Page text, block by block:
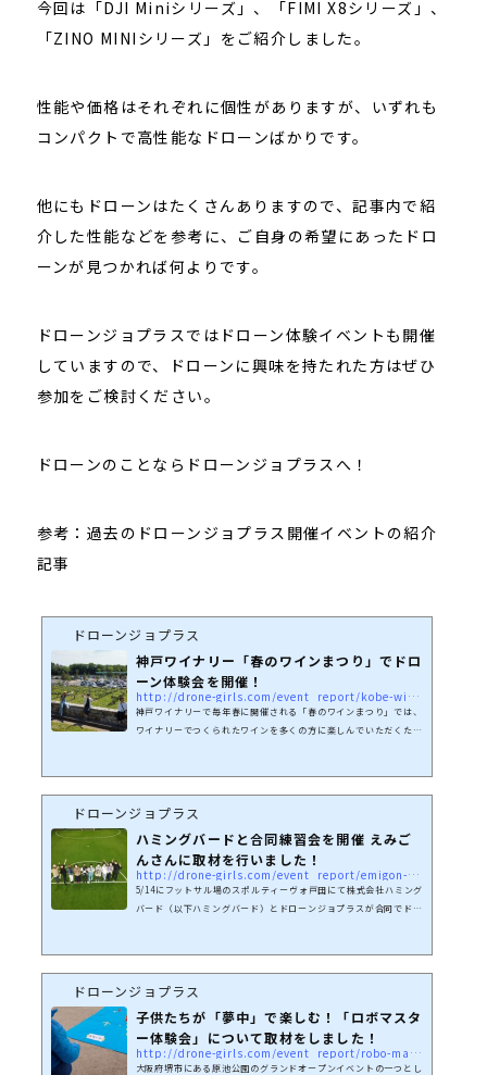
今回は「DJI Miniシリーズ」、「FIMI X8シリーズ」、
「ZINO MINIシリーズ」をご紹介しました。
性能や価格はそれぞれに個性がありますが、いずれも
コンパクトで高性能なドローンばかりです。
他にもドローンはたくさんありますので、記事内で紹
介した性能などを参考に、ご自身の希望にあったドロ
ーンが見つかれば何よりです。
ドローンジョプラスではドローン体験イベントも開催
していますので、ドローンに興味を持たれた方はぜひ
参加をご検討ください。
ドローンのことならドローンジョプラスへ！
参考：過去のドローンジョプラス開催イベントの紹介
記事
ドローンジョプラス
神戸ワイナリー「春のワインまつり」でドロ
ーン体験会を開催！
http://drone-girls.com/event_report/kobe-winery
神戸ワイナリーで毎年春に開催される「春のワインまつり」では、
ワイナリーでつくられたワインを多くの方に楽しんでいただくため
声がけいただいたので、はじめてドローンを操縦する方向けのドロ
ーン体験会を企画しました。イベント期間中は風が強い時間もあっ
た中、ご来場いただいた...
ドローンジョプラス
ハミングバードと合同練習会を開催 えみご
んさんに取材を行いました！
http://drone-girls.com/event_report/emigon-haming-bird
5/14にフットサル場のスポルティーヴォ戸田にて株式会社ハミング
バード（以下ハミングバード）とドローンジョプラスが合同でドロ
くことができました。株式会社ハミングバードと合同で練習会を開
催ドローンジョプラスでは、ドローンの勉強会や練習会、空撮企画
を行っています。...
ドローンジョプラス
子供たちが「夢中」で楽しむ！「ロボマスタ
ー体験会」について取材をしました！
http://drone-girls.com/event_report/robo-master
大阪府堺市にある原池公園のグランドオープンイベントの一つとし